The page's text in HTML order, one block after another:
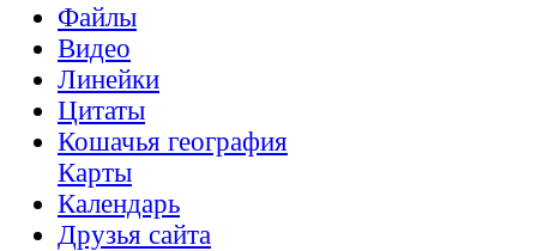
Файлы
Видео
Линейки
Цитаты
Кошачья география
Карты
Календарь
Друзья сайта